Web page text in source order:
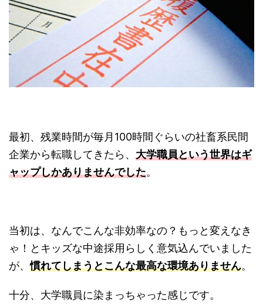
最初、残業時間が毎月100時間ぐらいの社畜系民間
企業から転職してきたら、 大学職員という世界はギ
ャップしかありませんでした。
当初は、なんでこんな非効率なの？もっと変えなき
ゃ！とキッズな中途採用らしく意気込んでいました
が、慣れてしまうとこんな最高な環境ありません。
十分、大学職員に染まっちゃった感じです。